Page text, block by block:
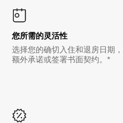
您所需的灵活性
选择您的确切入住和退房日期
额外承诺或签署书面契约。*